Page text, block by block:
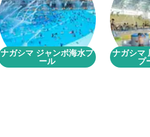
ナガシマ ジャンボ海水プ
ール
ナガシマ
プ